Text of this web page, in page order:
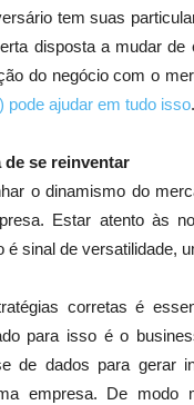
tem suas
disposta a mudar
do negócio com o
pode ajudar em tudo isso.
se reinventar
o dinamismo do
Estar atento às
é sinal de versatilidade,
corretas é
para isso é o
de dados para gerar
empresa. De